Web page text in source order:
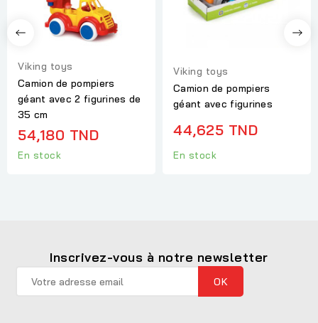
Viking toys
Camion de pompiers
géant avec 2 figurines de
35 cm
54,180 TND
En stock
Viking toys
Camion de pompiers
géant avec figurines
44,625 TND
En stock
Inscrivez-vous à notre newsletter